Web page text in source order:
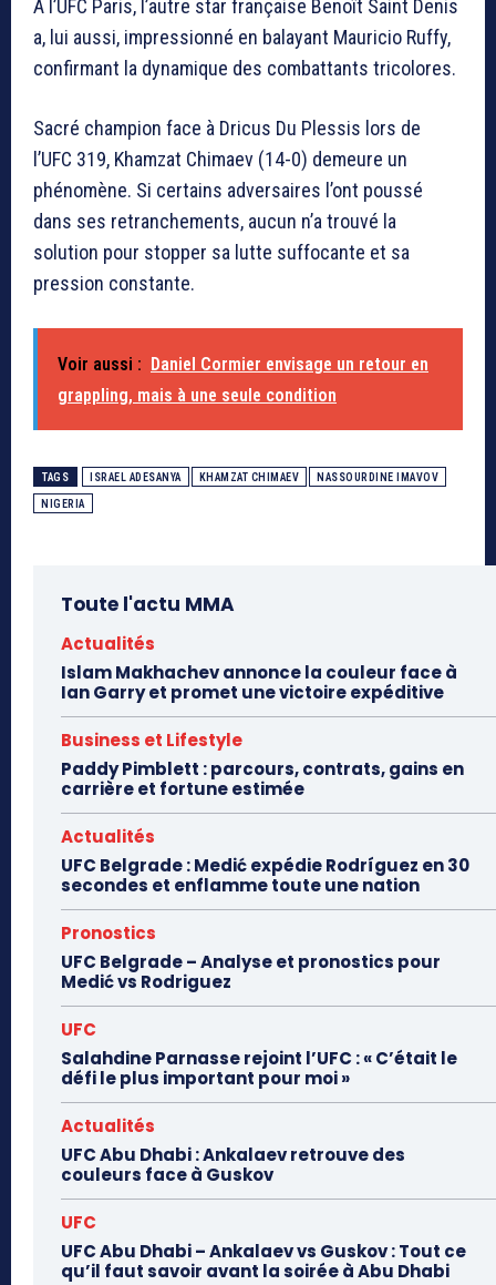
À l’UFC Paris, l’autre star française Benoît Saint Denis
a, lui aussi, impressionné en balayant Mauricio Ruffy,
confirmant la dynamique des combattants tricolores.
Sacré champion face à Dricus Du Plessis lors de
l’UFC 319, Khamzat Chimaev (14-0) demeure un
phénomène. Si certains adversaires l’ont poussé
dans ses retranchements, aucun n’a trouvé la
solution pour stopper sa lutte suffocante et sa
pression constante.
Voir aussi :
Daniel Cormier envisage un retour en
grappling, mais à une seule condition
TAGS ISRAEL ADESANYA KHAMZAT CHIMAEV NASSOURDINE IMAVOV
NIGERIA
Toute l'actu MMA
Actualités
Islam Makhachev annonce la couleur face à
Ian Garry et promet une victoire expéditive
Business et Lifestyle
Paddy Pimblett : parcours, contrats, gains en
carrière et fortune estimée
Actualités
UFC Belgrade : Medić expédie Rodríguez en 30
secondes et enflamme toute une nation
Pronostics
UFC Belgrade – Analyse et pronostics pour
Medić vs Rodriguez
UFC
Salahdine Parnasse rejoint l’UFC : « C’était le
défi le plus important pour moi »
Actualités
UFC Abu Dhabi : Ankalaev retrouve des
couleurs face à Guskov
UFC
UFC Abu Dhabi – Ankalaev vs Guskov : Tout ce
qu’il faut savoir avant la soirée à Abu Dhabi